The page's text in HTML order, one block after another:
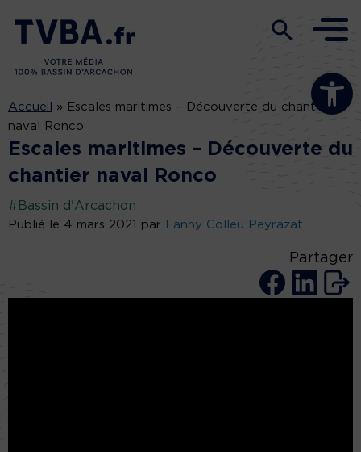
Ouvrir la
Accueil » Escales maritimes – Découverte du chantier
naval Ronco
Escales maritimes – Découverte du
chantier naval Ronco
#Bassin d'Arcachon
Publié le 4 mars 2021 par Fanny Colleu Peyrazat
Partager